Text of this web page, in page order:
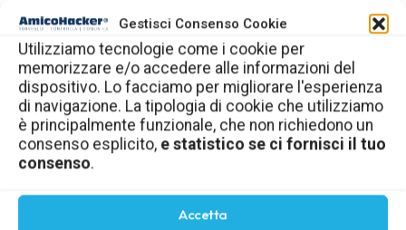
Gestisci Consenso Cookie
Utilizziamo tecnologie come i cookie per
memorizzare e/o accedere alle informazioni del
dispositivo. Lo facciamo per migliorare l'esperienza
di navigazione. La tipologia di cookie che utilizziamo
è principalmente funzionale, che non richiedono un
consenso esplicito, e statistico se ci fornisci il tuo
consenso.
Accetta
Se sei un nostro Cliente clicca qui.
Se sei un nostro Fornitore o Consulente clicca
qui.
Per la Cookie Policy clicca qui.